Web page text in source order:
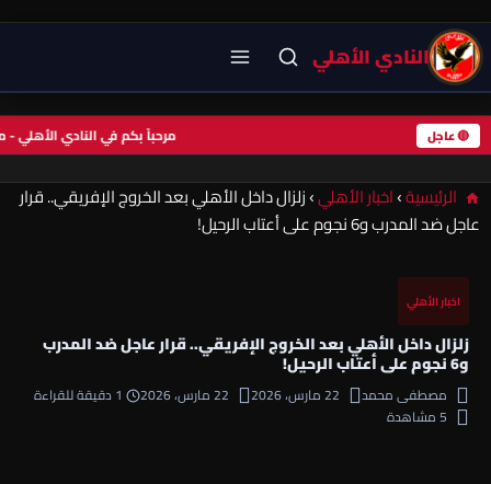
النادي الأهلي
🔴 عاجل مرحباً بكم في النادي
الرئيسية›اخبار الأهلي›زلزال داخل الأهلي بعد الخروج الإفريقي.. قرار
عاجل ضد المدرب و6 نجوم على أعتاب الرحيل!
اخبار الأهلي
زلزال داخل الأهلي بعد الخروج الإفريقي.. قرار عاجل ضد المدرب
و6 نجوم على أعتاب الرحيل!
مصطفى محمد 22 مارس، 2026 22 مارس، 2026
1 دقيقة للقراءة
5 مشاهدة